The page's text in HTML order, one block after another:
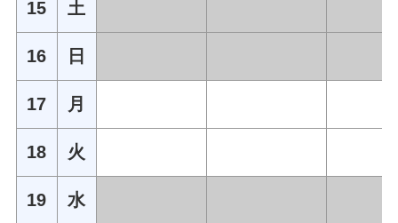
15 土
16 日
17 月
18 火
19 水